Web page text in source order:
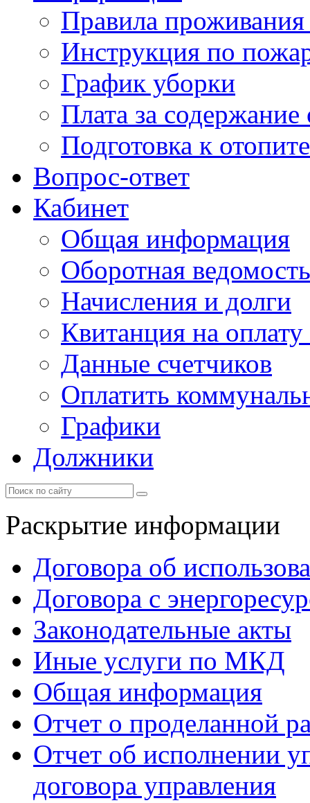
Правила
Инструкция по
График уборки
Плата за
Подготовка к
Вопрос-ответ
Кабинет
Общая информация
Оборотная ведомость
Начисления и долги
Квитанция на
Данные счетчиков
Оплатить
Графики
Должники
Раскрытие информации
Договора об
Договора с
Законодательные акты
Иные услуги по МКД
Общая информация
Отчет о проделанной
Отчет об исполнении
договора управления